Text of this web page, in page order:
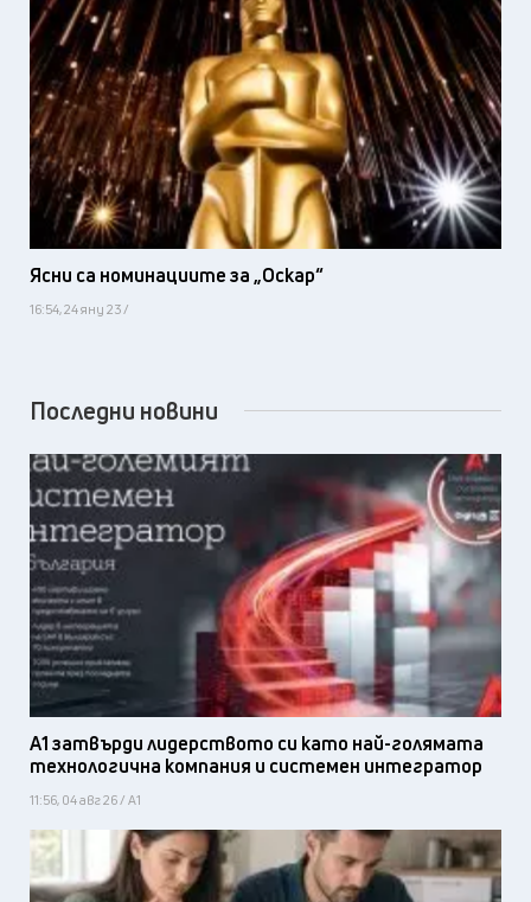
Ясни са номинациите за „Оскар“
16:54, 24 яну 23 /
Последни новини
А1 затвърди лидерството си като най-голямата
технологична компания и системен интегратор
11:56, 04 авг 26 / А1